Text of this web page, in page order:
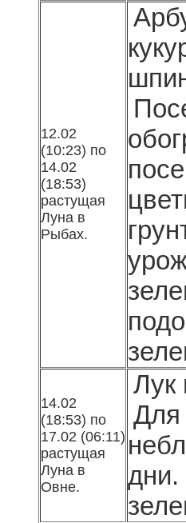
12.02
(10:23) по
14.02
(18:53)
расту­щая
Луна в
Рыбах.
14.02
(18:53) по
17.02 (06:11)
расту­щая
Луна в
Овне.
Лук